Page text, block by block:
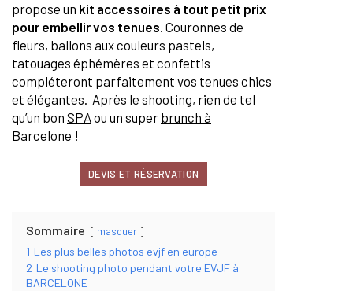
propose un kit accessoires à tout petit prix
pour embellir vos tenues. Couronnes de
fleurs, ballons aux couleurs pastels,
tatouages éphémères et confettis
compléteront parfaitement vos tenues chics
et élégantes. Après le shooting, rien de tel
qu’un bon SPAou un super brunch à
Barcelone !
DEVIS ET RÉSERVATION
Sommaire masquer
1 Les plus belles photos evjf en europe
2 Le shooting photo pendant votre EVJF à
BARCELONE